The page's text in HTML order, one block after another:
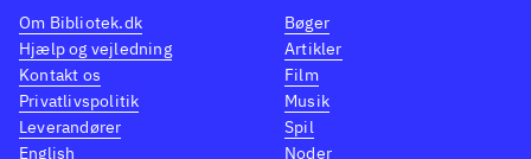
Om Bibliotek.dk
Hjælp og vejledning
Kontakt os
Privatlivspolitik
Leverandører
English
Bøger
Artikler
Film
Musik
Spil
Noder